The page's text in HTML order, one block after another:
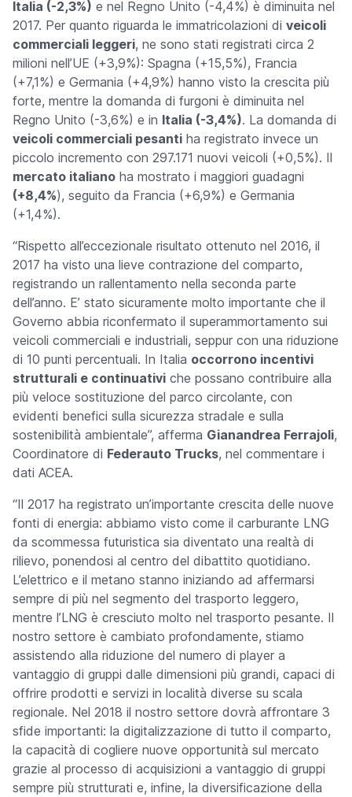
Italia (-2,3%) e nel Regno Unito (-4,4%) è diminuita nel
2017. Per quanto riguarda le immatricolazioni di veicoli
commerciali leggeri, ne sono stati registrati circa 2
milioni nell’UE (+3,9%): Spagna (+15,5%), Francia
(+7,1%) e Germania (+4,9%) hanno visto la crescita più
forte, mentre la domanda di furgoni è diminuita nel
Regno Unito (-3,6%) e in Italia (-3,4%). La domanda di
veicoli commerciali pesanti ha registrato invece un
piccolo incremento con 297.171 nuovi veicoli (+0,5%). Il
mercato italiano ha mostrato i maggiori guadagni
(+8,4%), seguito da Francia (+6,9%) e Germania
(+1,4%).
“Rispetto all’eccezionale risultato ottenuto nel 2016, il
2017 ha visto una lieve contrazione del comparto,
registrando un rallentamento nella seconda parte
dell’anno. E’ stato sicuramente molto importante che il
Governo abbia riconfermato il superammortamento sui
veicoli commerciali e industriali, seppur con una riduzione
di 10 punti percentuali. In Italia occorrono incentivi
strutturali e continuativi che possano contribuire alla
più veloce sostituzione del parco circolante, con
evidenti benefici sulla sicurezza stradale e sulla
sostenibilità ambientale”, afferma Gianandrea Ferrajoli,
Coordinatore di Federauto Trucks, nel commentare i
dati ACEA.
“Il 2017 ha registrato un’importante crescita delle nuove
fonti di energia: abbiamo visto come il carburante LNG
da scommessa futuristica sia diventato una realtà di
rilievo, ponendosi al centro del dibattito quotidiano.
L’elettrico e il metano stanno iniziando ad affermarsi
sempre di più nel segmento del trasporto leggero,
mentre l’LNG è cresciuto molto nel trasporto pesante. Il
nostro settore è cambiato profondamente, stiamo
assistendo alla riduzione del numero di player a
vantaggio di gruppi dalle dimensioni più grandi, capaci di
offrire prodotti e servizi in località diverse su scala
regionale. Nel 2018 il nostro settore dovrà affrontare 3
sfide importanti: la digitalizzazione di tutto il comparto,
la capacità di cogliere nuove opportunità sul mercato
grazie al processo di acquisizioni a vantaggio di gruppi
sempre più strutturati e, infine, la diversificazione della